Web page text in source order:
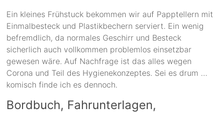
Ein kleines Frühstuck bekommen wir auf Papptellern mit
Einmalbesteck und Plastikbechern serviert. Ein wenig
befremdlich, da normales Geschirr und Besteck
sicherlich auch vollkommen problemlos einsetzbar
gewesen wäre. Auf Nachfrage ist das alles wegen
Corona und Teil des Hygienekonzeptes. Sei es drum …
komisch finde ich es dennoch.
Bordbuch, Fahrunterlagen,